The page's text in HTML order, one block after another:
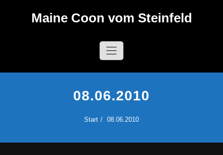
Maine Coon vom Steinfeld
08.06.2010
Start 08.06.2010